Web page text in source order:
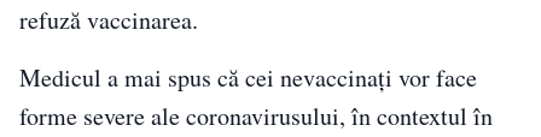
refuză vaccinarea.
Medicul a mai spus că cei nevaccinați vor face
forme severe ale coronavirusului, în contextul în